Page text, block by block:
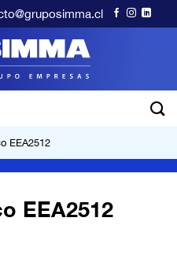
EEA2512
EEA2512